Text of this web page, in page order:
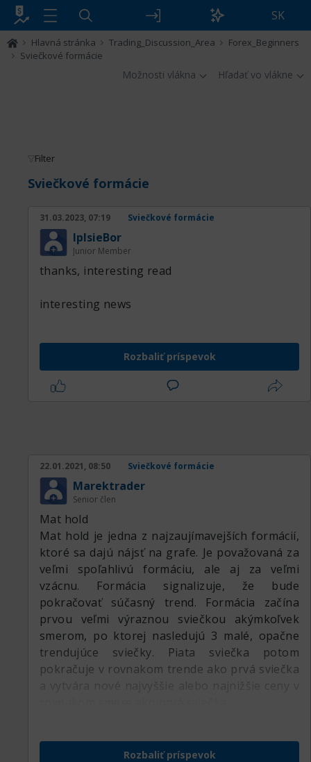
SK
Hlavná stránka Trading_Discussion_Area
Forex_Beginners
Sviečkové formácie
Možnosti vlákna Hľadať vo vlákne
Filter
Sviečkové formácie
31.03.2023, 07:19 Sviečkové formácie
IplsieBor
Junior Member
thanks, interesting read
interesting news
Rozbaliť príspevok
22.01.2021, 08:50 Sviečkové formácie
Marektrader
Senior člen
Mat hold
Mat hold je jedna z najzaujímavejších formácií,
ktoré sa dajú nájsť na grafe. Je považovaná za
veľmi spoľahlivú formáciu, ale aj za veľmi
vzácnu. Formácia signalizuje, že bude
pokračovať súčasný trend. Formácia začína
prvou veľmi výraznou sviečkou akýmkoľvek
smerom, po ktorej nasledujú 3 malé, opačne
trendujúce sviečky. Piata sviečka potom
pokračuje v rovnakom trende ako prvá sviečka
a vytvára nové najvyššie alebo najnižšie ceny v
Rozbaliť príspevok